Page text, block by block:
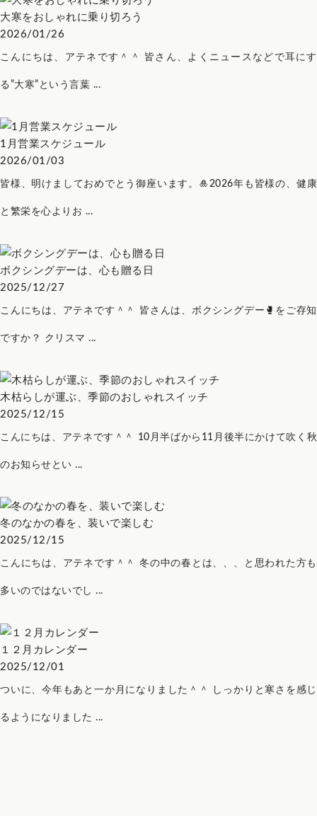
大寒をおしゃれに乗り切ろう
2026/01/26
こんにちは、アテネです＾＾ 皆さん、よくニュースなどで耳にす
る”大寒”という言葉 ...
1月営業スケジュール
2026/01/03
皆様、明けましておめでとう御座います。🎍2026年も皆様の、健康
と繁栄を心よりお ...
ボクシングデーは、心も贈る日
2025/12/27
こんにちは、アテネです＾＾ 皆さんは、ボクシングデー🥊をご存知
ですか？ クリスマ ...
木枯らしが運ぶ、季節のおしゃれスイッチ
2025/12/15
こんにちは、アテネです＾＾ 10月半ばから11月後半にかけて吹く秋
のお知らせとい ...
冬のなかの春を、装いで楽しむ
2025/12/15
こんにちは、アテネです＾＾ 冬の中の春とは、、、と思われた方も
多いのではないでし ...
１２月カレンダー
2025/12/01
ついに、今年もあと一か月になりました＾＾ しっかりと寒さを感じ
るようになりました ...